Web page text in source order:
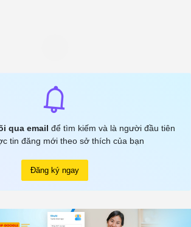
qua email để tìm kiếm và là người đầu tiên
tin đăng mới theo sở thích của bạn
Đăng ký ngay